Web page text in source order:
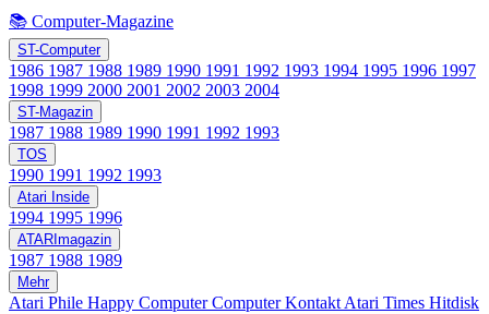
📚 Computer-Magazine
ST-Computer
1986 1987 1988 1989 1990 1991 1992 1993 1994 1995 1996 1997
1998 1999 2000 2001 2002 2003 2004
ST-Magazin
1987 1988 1989 1990 1991 1992 1993
TOS
1990 1991 1992 1993
Atari Inside
1994 1995 1996
ATARImagazin
1987 1988 1989
Mehr
Atari Phile Happy ComputerComputer Kontakt Atari Times Hitdisk